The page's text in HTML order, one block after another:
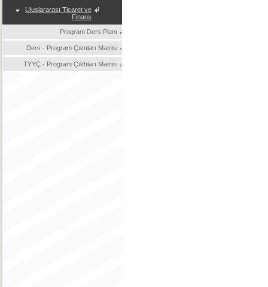
Uluslararası Ticaret ve
Finans
Program Ders Planı
Ders - Program Çıktıları Matrisi
TYYÇ - Program Çıktıları Matrisi